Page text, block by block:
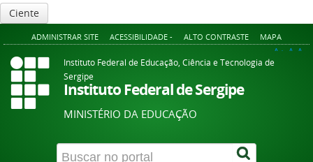
Ciente
ADMINISTRAR SITE ACESSIBILIDADE - ALTO CONTRASTE MAPA
A+ A A-
Instituto Federal de Educação, Ciência e Tecnologia de
Sergipe
Instituto Federal de Sergipe
MINISTÉRIO DA EDUCAÇÃO